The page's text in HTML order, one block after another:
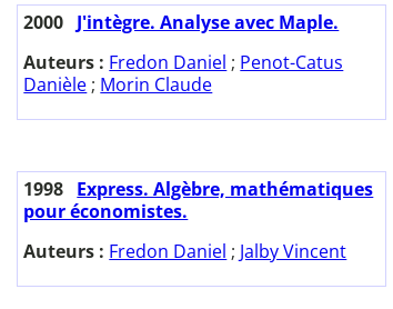
2000 J'intègre. Analyse avec Maple.
Auteurs : Fredon Daniel ; Penot-Catus
Danièle ; Morin Claude
1998 Express. Algèbre, mathématiques
pour économistes.
Auteurs : Fredon Daniel ; Jalby Vincent